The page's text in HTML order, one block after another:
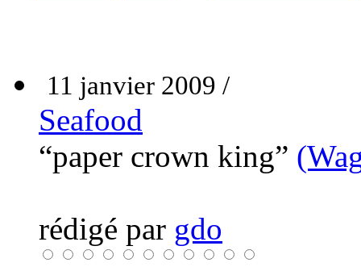
11 janvier 2009 /
Seafood
“paper crown king”
rédigé par gdo